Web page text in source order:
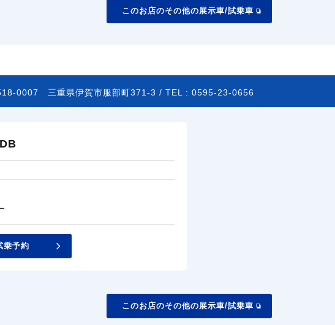
このお店のその他の展示車/試乗車
0007 三重県伊賀市服部町371-3 / TEL : 0595-23-0656
乗予約
このお店のその他の展示車/試乗車